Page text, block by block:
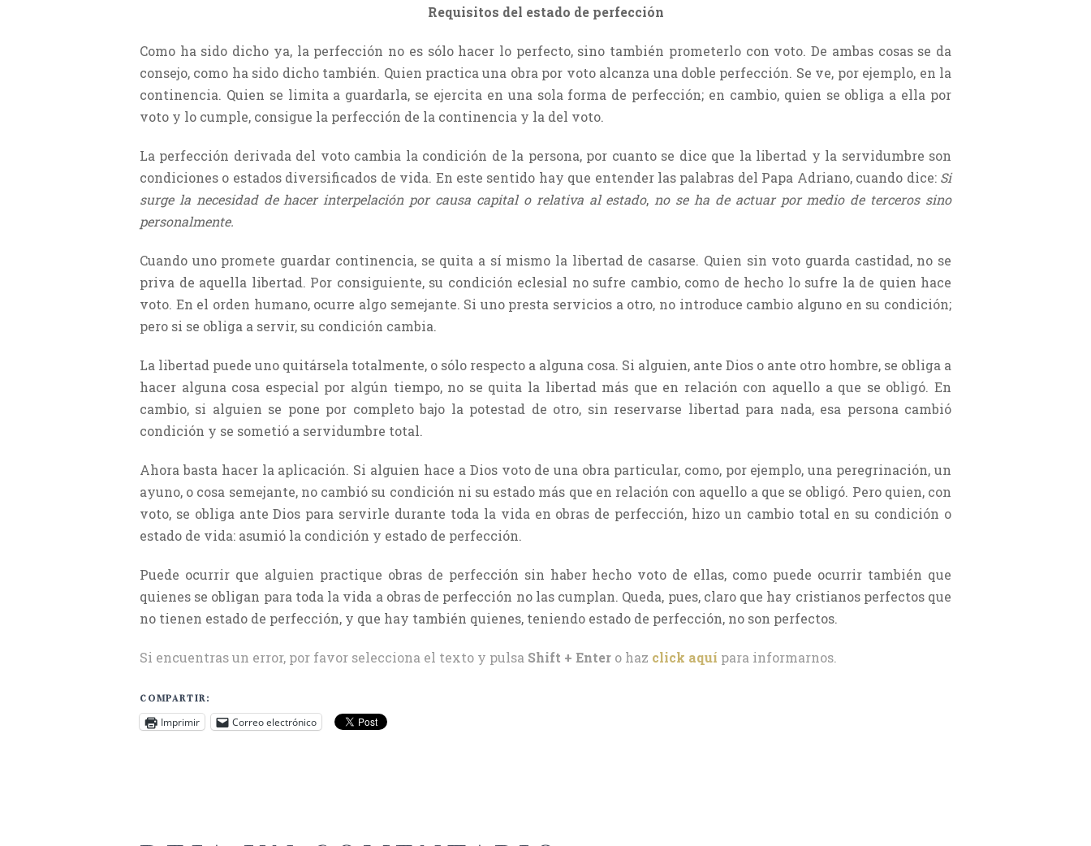
Requisitos del estado de perfección
Como ha sido dicho ya, la perfección no es sólo hacer lo perfecto, sino también prometerlo con voto. De ambas cosas se da
consejo, como ha sido dicho también. Quien practica una obra por voto alcanza una doble perfección. Se ve, por ejemplo, en la
continencia. Quien se limita a guardarla, se ejercita en una sola forma de perfección; en cambio, quien se obliga a ella por
voto y lo cumple, consigue la perfección de la continencia y la del voto.
La perfección derivada del voto cambia la condición de la persona, por cuanto se dice que la libertad y la servidumbre son
condiciones o estados diversificados de vida. En este sentido hay que entender las palabras del Papa Adriano, cuando dice: Si
surge la necesidad de hacer interpelación por causa capital o relativa al estado, no se ha de actuar por medio de terceros sino
personalmente.
Cuando uno promete guardar continencia, se quita a sí mismo la libertad de casarse. Quien sin voto guarda castidad, no se
priva de aquella libertad. Por consiguiente, su condición eclesial no sufre cambio, como de hecho lo sufre la de quien hace
voto. En el orden humano, ocurre algo semejante. Si uno presta servicios a otro, no introduce cambio alguno en su condición;
pero si se obliga a servir, su condición cambia.
La libertad puede uno quitársela totalmente, o sólo respecto a alguna cosa. Si alguien, ante Dios o ante otro hombre, se obliga a
hacer alguna cosa especial por algún tiempo, no se quita la libertad más que en relación con aquello a que se obligó. En
cambio, si alguien se pone por completo bajo la potestad de otro, sin reservarse libertad para nada, esa persona cambió
condición y se sometió a servidumbre total.
Ahora basta hacer la aplicación. Si alguien hace a Dios voto de una obra particular, como, por ejemplo, una peregrinación, un
ayuno, o cosa semejante, no cambió su condición ni su estado más que en relación con aquello a que se obligó. Pero quien, con
voto, se obliga ante Dios para servirle durante toda la vida en obras de perfección, hizo un cambio total en su condición o
estado de vida: asumió la condición y estado de perfección.
Puede ocurrir que alguien practique obras de perfección sin haber hecho voto de ellas, como puede ocurrir también que
quienes se obligan para toda la vida a obras de perfección no las cumplan. Queda, pues, claro que hay cristianos perfectos que
no tienen estado de perfección, y que hay también quienes, teniendo estado de perfección, no son perfectos.
Si encuentras un error, por favor selecciona el texto y pulsa Shift + Enter o haz click aquí para informarnos.
COMPARTIR:
Imprimir Correo electrónico